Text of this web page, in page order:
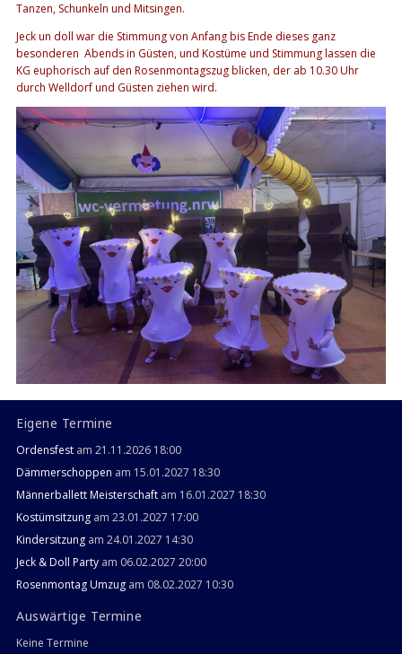
Tanzen, Schunkeln und Mitsingen.
Jeck un doll war die Stimmung von Anfang bis Ende dieses ganz
besonderen Abends in Güsten, und Kostüme und Stimmung lassen die
KG euphorisch auf den Rosenmontagszug blicken, der ab 10.30 Uhr
durch Welldorf und Güsten ziehen wird.
Eigene Termine
Ordensfest am 21.11.2026 18:00
Dämmerschoppen am 15.01.2027 18:30
Männerballett Meisterschaft am 16.01.2027 18:30
Kostümsitzung am 23.01.2027 17:00
Kindersitzung am 24.01.2027 14:30
Jeck & Doll Party am 06.02.2027 20:00
Rosenmontag Umzug am 08.02.2027 10:30
Auswärtige Termine
Keine Termine